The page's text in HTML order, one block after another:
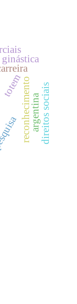
reconhecimentoargentina
totem
ginástica
direitos sociais